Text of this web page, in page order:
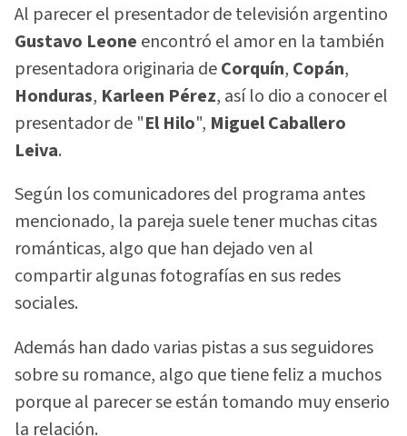
Al parecer el presentador de televisión argentino
Gustavo Leone encontró el amor en la también
presentadora originaria deCorquín, Copán,
Honduras, Karleen Pérez, así lo dio a conocer el
presentador de "El Hilo", Miguel Caballero
Leiva.
Según los comunicadores del programa antes
mencionado, la pareja suele tener muchas citas
románticas, algo que han dejado ven al
compartir algunas fotografías en sus redes
sociales.
Además han dado varias pistas a sus seguidores
sobre su romance, algo que tiene feliz a muchos
porque al parecer se están tomando muy enserio
la relación.